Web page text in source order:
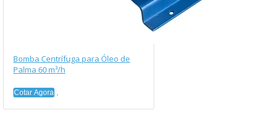
Bomba Centrífuga para Óleo de
Palma 60 m³/h
Cotar Agora